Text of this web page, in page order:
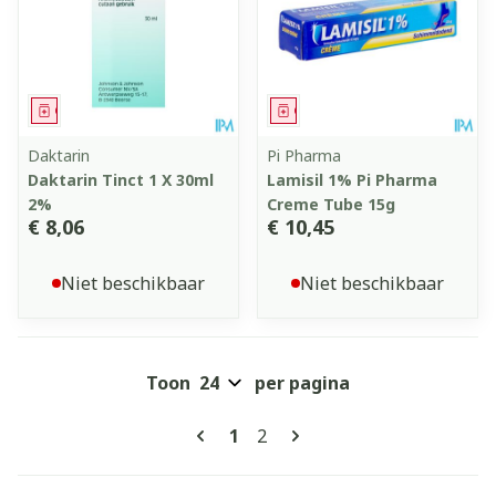
Geneesmiddel
Daktarin
Daktarin Tinct 1 X 30ml
2%
€ 8,06
Niet beschikbaar
Geneesmiddel
Pi Pharma
Lamisil 1% Pi Pharma
Creme Tube 15g
€ 10,45
Niet beschikbaar
Pagina's
U lees momenteel pagina
1 Pagina
2
Toon per pagina